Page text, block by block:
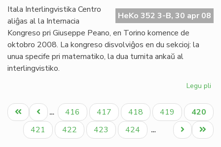
HeKo 352 3-B, 30 apr 08
Itala Interlingvistika Centro
aliĝas al la Internacia
Kongreso pri Giuseppe Peano, en Torino komence de
oktobro 2008. La kongreso disvolviĝos en du sekcioj: la
unua specife pri matematiko, la dua turnita ankaŭ al
interlingvistiko.
Legu pli
pri
Pagination
Unua
paĝo
Antaŭa
paĝo
… Paĝo
416 Paĝo
417 Paĝo
418 Paĝo
419
Aktuala
paĝo
420
Paĝo
421 Paĝo
422 Paĝo
423 Paĝo
424 …
Last
page
Next
page